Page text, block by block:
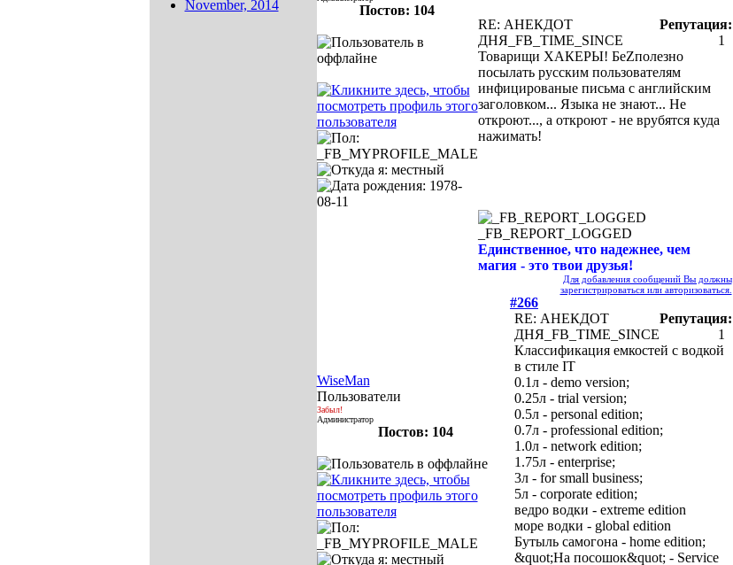
November, 2014
Постов: 104
RE: АНЕКДОТ
ДНЯ_FB_TIME_SINCE
Репутация:
1
Товарищи ХАКЕРЫ! БеZполезно
посылать русским пользователям
инфицированые письма с английским
заголовком... Языка не знают... Не
откроют..., а откроют - не врубятся куда
нажимать!
_FB_REPORT_LOGGED
Единственное, что надежнее, чем
магия - это твои друзья!
Для добавления сообщений Вы должны
зарегистрироваться или авторизоваться.
#266
WiseMan
Пользователи
Забыл!
Администратор
Постов: 104
RE: АНЕКДОТ
ДНЯ_FB_TIME_SINCE
Репутация:
1
Классификация емкостей с водкой
в стиле IT
0.1л - demo version;
0.25л - trial version;
0.5л - personal edition;
0.7л - professional edition;
1.0л - network edition;
1.75л - enterprise;
3л - for small business;
5л - corporate edition;
ведро водки - extreme edition
море водки - global edition
Бутыль самогона - home edition;
&quot;На посошок&quot; - Service